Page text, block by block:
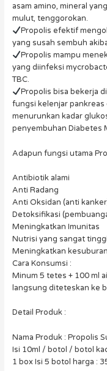
asam amino, mineral
mulut, tenggorokan.
Propolis efektif
yang susah sembuh
Propolis mampu
yang diinfeksi
TBC.
Propolis bisa bekerja
fungsi kelenjar pankreas
menurunkan kadar
penyembuhan Diabetes
Adapun fungsi utama
Antibiotik alami
Anti Radang
Anti Oksidan (anti
Detoksifikasi
Meningkatkan Imunitas
Nutrisi yang sangat tinggi
Meningkatkan
Cara Konsumsi :
Minum 5 tetes + 100 ml
langsung diteteskan ke
Detail Produk :
Nama Produk : Propolis
Isi 10ml / botol / botol
1 box Isi 5 botol harga :